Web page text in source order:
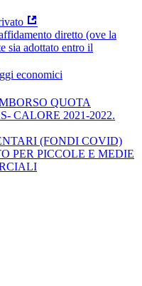
diretto (ove la
sia adottato entro il
economici
QUOTA
CALORE 2021-2022.
(FONDI COVID)
PER PICCOLE E MEDIE